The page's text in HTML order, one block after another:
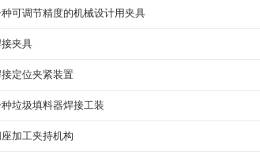
可调节精度的机械设计用夹具
夹具
定位夹紧装置
垃圾填料器焊接工装
座加工夹持机构